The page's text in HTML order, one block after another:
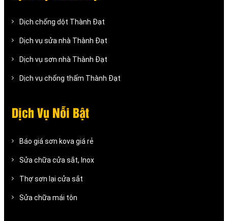
Dịch chống dột Thành Đạt
Dịch vụ sửa nhà Thành Đạt
Dịch vụ sơn nhà Thành Đạt
Dịch vụ chống thấm Thành Đạt
Dịch Vụ Nỗi Bật
Báo giá sơn kova giá rẻ
Sửa chữa cửa sắt, Inox
Thợ sơn lại cửa sắt
Sửa chữa mái tôn